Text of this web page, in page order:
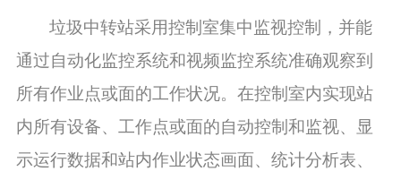
垃圾中转站采用控制室集中监视控制，并能
通过自动化监控系统和视频监控系统准确观察到
所有作业点或面的工作状况。在控制室内实现站
内所有设备、工作点或面的自动控制和监视、显
示运行数据和站内作业状态画面、统计分析表、